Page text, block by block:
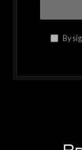
By